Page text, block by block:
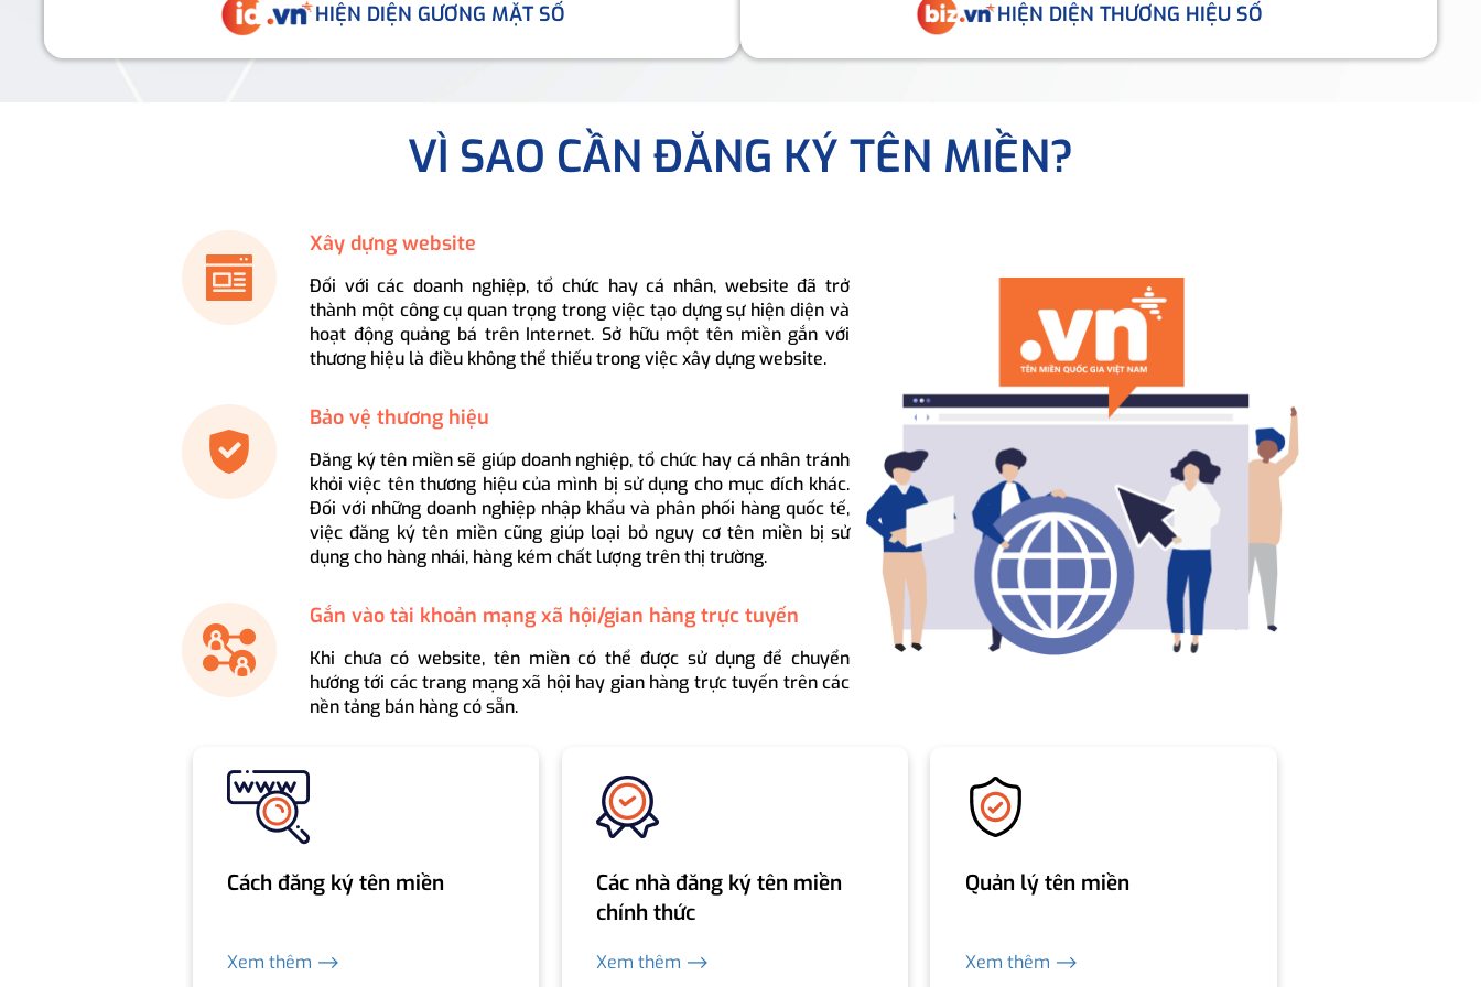
HIỆN DIỆN GƯƠNG MẶT SỐ HIỆN DIỆN THƯƠNG HIỆU SỐ
VÌ SAO CẦN ĐĂNG KÝ TÊN MIỀN?
Xây dựng website
Đối với các doanh nghiệp, tổ chức hay cá nhân, website đã trở
thành một công cụ quan trọng trong việc tạo dựng sự hiện diện và
hoạt động quảng bá trên Internet. Sở hữu một tên miền gắn với
thương hiệu là điều không thể thiếu trong việc xây dựng website.
Bảo vệ thương hiệu
Đăng ký tên miền sẽ giúp doanh nghiệp, tổ chức hay cá nhân tránh
khỏi việc tên thương hiệu của mình bị sử dụng cho mục đích khác.
Đối với những doanh nghiệp nhập khẩu và phân phối hàng quốc tế,
việc đăng ký tên miền cũng giúp loại bỏ nguy cơ tên miền bị sử
dụng cho hàng nhái, hàng kém chất lượng trên thị trường.
Gắn vào tài khoản mạng xã hội/gian hàng trực tuyến
Khi chưa có website, tên miền có thể được sử dụng để chuyển
hướng tới các trang mạng xã hội hay gian hàng trực tuyến trên các
nền tảng bán hàng có sẵn.
Cách đăng ký tên miền
Xem thêm ⟶
Các nhà đăng ký tên miền
chính thức
Xem thêm ⟶
Quản lý tên miền
Xem thêm ⟶